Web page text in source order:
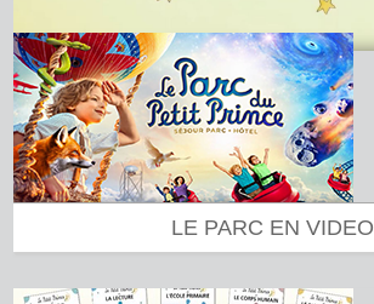
LE PARC EN VIDEO